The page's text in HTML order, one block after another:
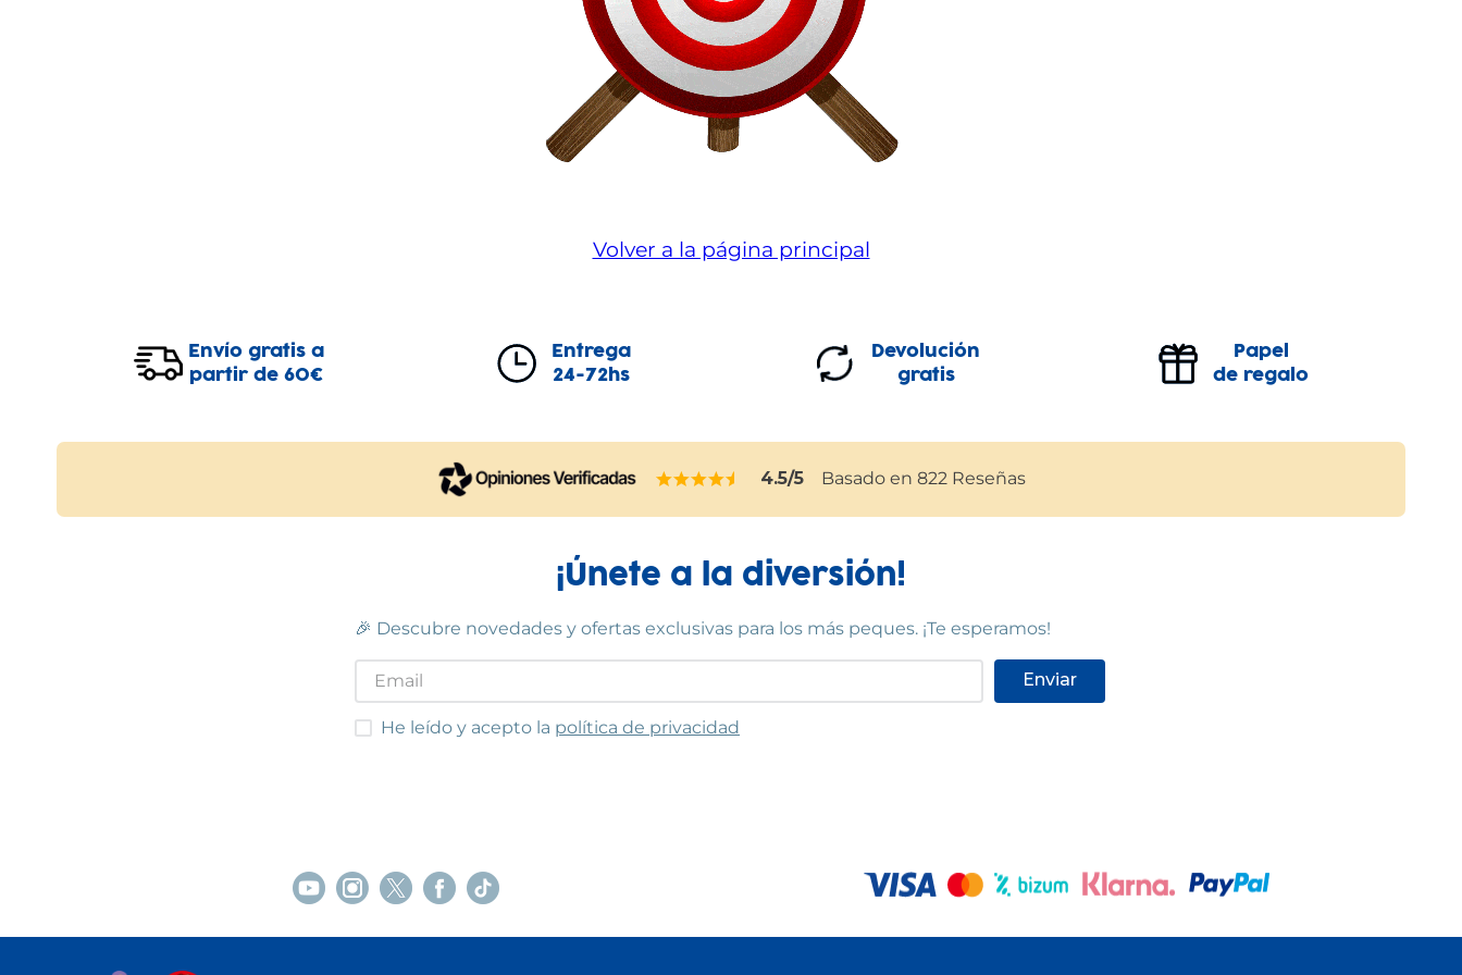
Volver a la página principal
Envío gratis a
partir de 60€
Entrega
24-72hs
Devolución
gratis
Papel
de regalo
4.5/5 Basado en 822 Reseñas
¡Únete a la diversión!
🎉 Descubre novedades y ofertas exclusivas para los más peques. ¡Te esperamos!
Enviar
He leído y acepto las condiciones
He leído y acepto la política de privacidad